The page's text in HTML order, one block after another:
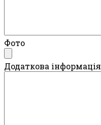
Фото
Додаткова інформація